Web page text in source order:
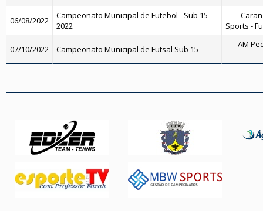
06/08/2022
Campeonato Municipal de Futebol - Sub 15 -
2022
Sports -
07/10/2022 Campeonato Municipal de Futsal Sub 15 AM